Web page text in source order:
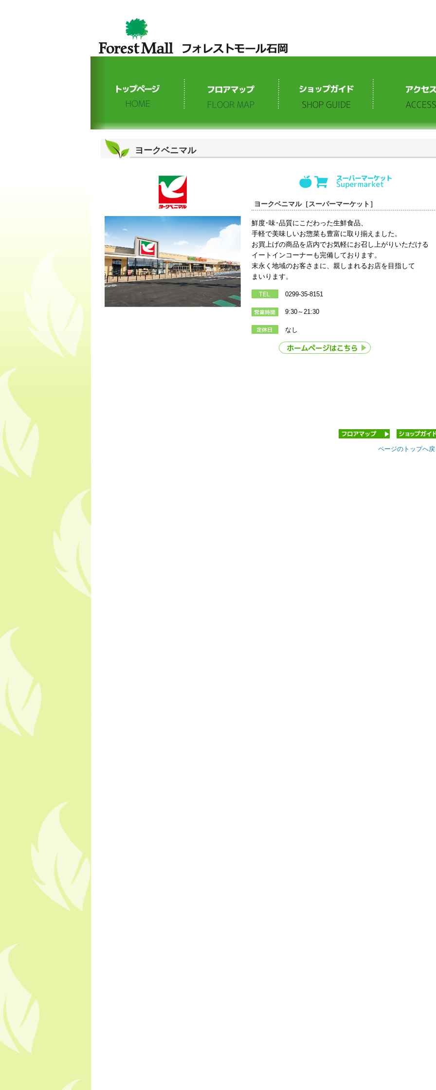
ヨークベニマル
ヨークベニマル［スーパーマーケット］
鮮度･味･品質にこだわった生鮮食品、
手軽で美味しいお惣菜も豊富に取り揃えました。
お買上げの商品を店内でお気軽にお召し上がりいただける
イートインコーナーも完備しております。
末永く地域のお客さまに、親しまれるお店を目指して
まいります。
0299-35-8151
9:30～21:30
なし
ページのトップへ